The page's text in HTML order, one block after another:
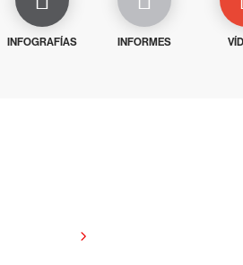
INFOGRAFÍAS INFORMES